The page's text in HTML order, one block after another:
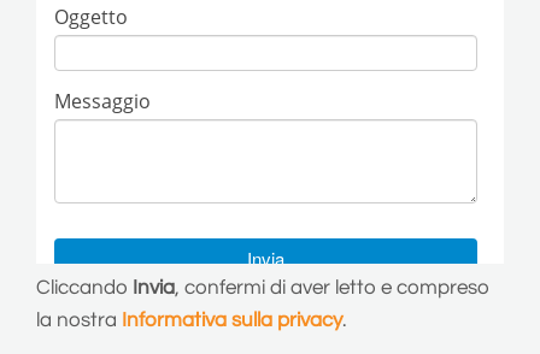
Cliccando Invia, confermi di aver letto e compreso
la nostra Informativa sulla privacy.